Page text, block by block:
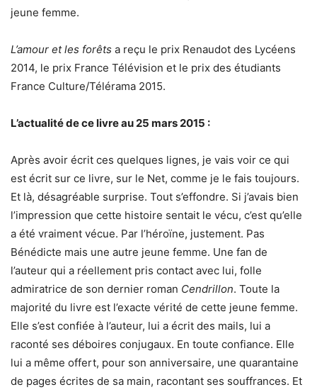
jeune femme.
L’amour et les forêts a reçu le prix Renaudot des Lycéens
2014, le prix France Télévision et le prix des étudiants
France Culture/Télérama 2015.
L’actualité de ce livre au 25 mars 2015 :
Après avoir écrit ces quelques lignes, je vais voir ce qui
est écrit sur ce livre, sur le Net, comme je le fais toujours.
Et là, désagréable surprise. Tout s’effondre. Si j’avais bien
l’impression que cette histoire sentait le vécu, c’est qu’elle
a été vraiment vécue. Par l’héroïne, justement. Pas
Bénédicte mais une autre jeune femme. Une fan de
l’auteur qui a réellement pris contact avec lui, folle
admiratrice de son dernier roman Cendrillon. Toute la
majorité du livre est l’exacte vérité de cette jeune femme.
Elle s’est confiée à l’auteur, lui a écrit des mails, lui a
raconté ses déboires conjugaux. En toute confiance. Elle
lui a même offert, pour son anniversaire, une quarantaine
de pages écrites de sa main, racontant ses souffrances. Et